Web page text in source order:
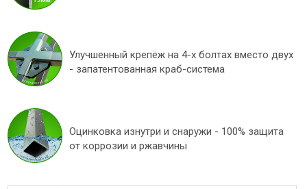
Улучшенный крепёж на 4-х болтах вместо двух
- запатентованная краб-система
Оцинковка изнутри и снаружи - 100% защита
от коррозии и ржавчины